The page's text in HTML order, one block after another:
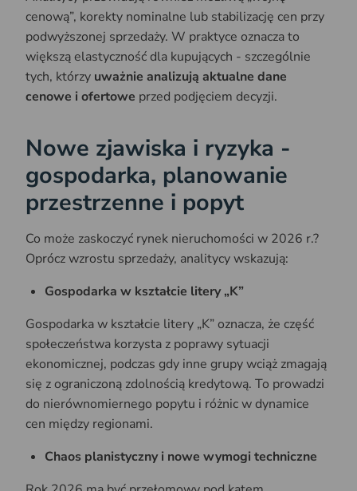
cenową”, korekty nominalne lub stabilizację cen przy
podwyższonej sprzedaży. W praktyce oznacza to
większą elastyczność dla kupujących - szczególnie
tych, którzy uważnie analizują aktualne dane
cenowe i ofertowe przed podjęciem decyzji.
Nowe zjawiska i ryzyka -
gospodarka, planowanie
przestrzenne i popyt
Co może zaskoczyć rynek nieruchomości w 2026 r.?
Oprócz wzrostu sprzedaży, analitycy wskazują:
Gospodarka w kształcie litery „K”
Gospodarka w kształcie litery „K” oznacza, że część
społeczeństwa korzysta z poprawy sytuacji
ekonomicznej, podczas gdy inne grupy wciąż zmagają
się z ograniczoną zdolnością kredytową. To prowadzi
do nierównomiernego popytu i różnic w dynamice
cen między regionami.
Chaos planistyczny i nowe wymogi techniczne